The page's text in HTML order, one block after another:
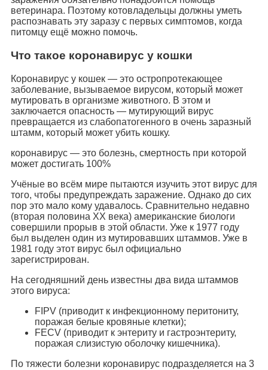
ветеринара. Поэтому котовладельцы должны уметь
распознавать эту заразу с первых симптомов, когда
питомцу ещё можно помочь.
Что такое коронавирус у кошки
Коронавирус у кошек — это остропротекающее
заболевание, вызываемое вирусом, который может
мутировать в организме животного. В этом и
заключается опасность — мутирующий вирус
превращается из слабопатогенного в очень заразный
штамм, который может убить кошку.
коронавирус — это болезнь, смертность при которой
может достигать 100%
Учёные во всём мире пытаются изучить этот вирус для
того, чтобы предупреждать заражение. Однако до сих
пор это мало кому удавалось. Сравнительно недавно
(вторая половина XX века) американские биологи
совершили прорыв в этой области. Уже к 1977 году
был выделен один из мутировавших штаммов. Уже в
1981 году этот вирус был официально
зарегистрирован.
На сегодняшний день известны два вида штаммов
этого вируса:
FIPV (приводит к инфекционному перитониту,
поражая белые кровяные клетки);
FECV (приводит к энтериту и гастроэнтериту,
поражая слизистую оболочку кишечника).
По тяжести болезни коронавирус подразделяется на 3